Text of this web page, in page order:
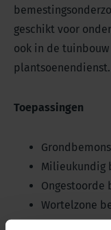
geschikt voor
ook in de
plantsoenendienst.
Toepassingen
Milieukundig
Ongestoorde
Wortelzone